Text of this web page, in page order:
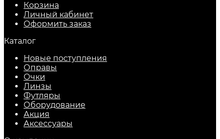
Корзина
Личный кабинет
Оформить заказ
Каталог
Новые поступления
Оправы
Очки
Линзы
Футляры
Оборудование
Акция
Аксессуары